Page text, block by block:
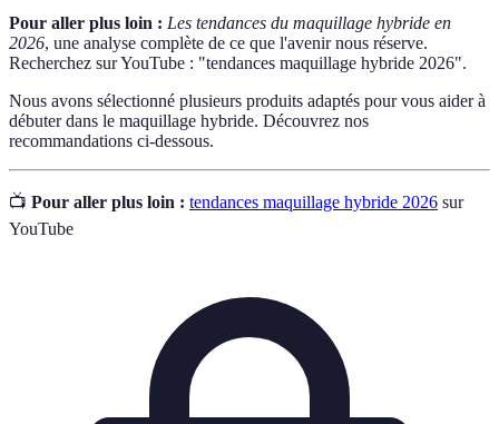
Pour aller plus loin : Les tendances du maquillage hybride en
2026, une analyse complète de ce que l'avenir nous réserve.
Recherchez sur YouTube : "tendances maquillage hybride 2026".
Nous avons sélectionné plusieurs produits adaptés pour vous aider à
débuter dans le maquillage hybride. Découvrez nos
recommandations ci-dessous.
📺 Pour aller plus loin : tendances maquillage hybride 2026 sur
YouTube